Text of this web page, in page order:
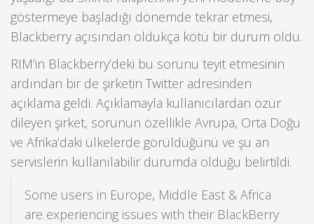
göstermeye başladığı dönemde tekrar etmesi,
Blackberry açısından oldukça kötü bir durum oldu.
RIM’in Blackberry’deki bu sorunu teyit etmesinin
ardından bir de şirketin Twitter adresinden
açıklama geldi. Açıklamayla kullanıcılardan özür
dileyen şirket, sorunun özellikle Avrupa, Orta Doğu
ve Afrika’daki ülkelerde görüldüğünü ve şu an
servislerin kullanılabilir durumda olduğu belirtildi.
Some users in Europe, Middle East & Africa
are experiencing issues with their BlackBerry